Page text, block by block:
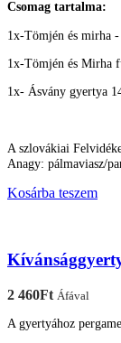
Csomag tartalma:
1x-Tömjén és mirha
1x-Tömjén és Mirha
1x- Ásvány gyertya
A szlovákiai
Anagy: pálmaviasz/
Kosárba teszem
2 460Ft Áfával
A gyertyához